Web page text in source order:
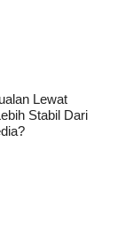
Lewat
Stabil Dari